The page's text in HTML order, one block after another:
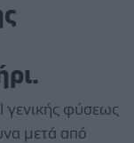
γενικής φύσεως
μετά από